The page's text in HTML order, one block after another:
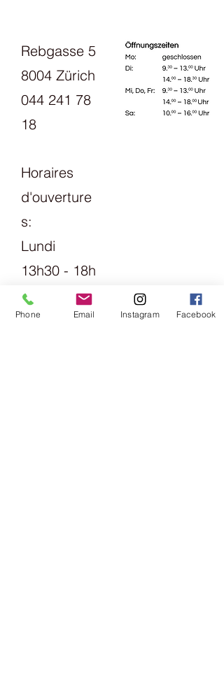
Rebgasse 5
8004 Zürich
044 241 78
18
Horaires
d'ouverture
s:
Lundi
13h30 - 18h
mardi
Vendredi
Phone Email Instagram Facebook